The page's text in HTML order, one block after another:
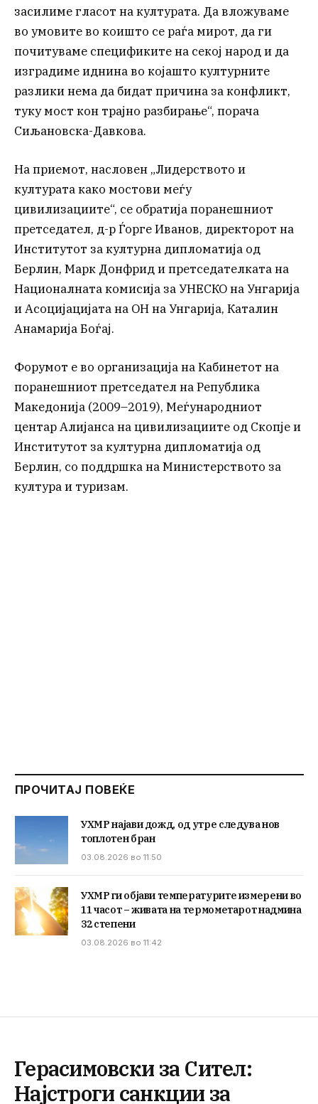
засилиме гласот на културата. Да вложуваме
во умовите во коишто се раѓа мирот, да ги
почитуваме спецификите на секој народ и да
изградиме иднина во којашто културните
разлики нема да бидат причина за конфликт,
туку мост кон трајно разбирање“, порача
Сиљановска-Давкова.
На приемот, насловен „Лидерството и
културата како мостови меѓу
цивилизациите“, се обратија поранешниот
претседател, д-р Ѓорге Иванов, директорот на
Институтот за културна дипломатија од
Берлин, Марк Донфрид и претседателката на
Националната комисија за УНЕСКО на Унгарија
и Асоцијацијата на ОН на Унгарија, Каталин
Анамарија Боѓај.
Форумот е во организација на Кабинетот на
поранешниот претседател на Република
Македонија (2009–2019), Меѓународниот
центар Алијанса на цивилизациите од Скопје и
Институтот за културна дипломатија од
Берлин, со поддршка на Министерството за
култура и туризам.
ПРОЧИТАЈ ПОВЕЌЕ
УХМР најави дожд, од утре следува нов
топлотен бран
03.08.2026 во 11:50
УХМР ги објави температурите измерени во
11 часот – живата на термометарот надмина
32 степени
03.08.2026 во 11:42
Герасимовски за Сител:
Најстроги санкции за